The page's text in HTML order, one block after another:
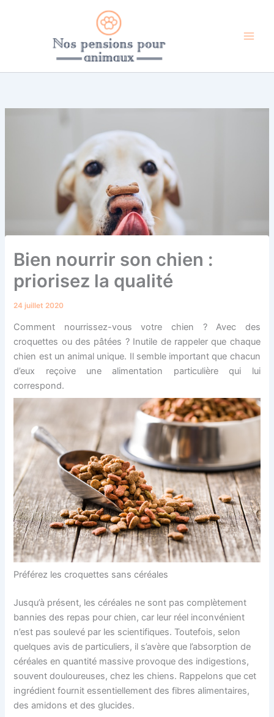
Bien nourrir son chien :
priorisez la qualité
24 juillet 2020
Comment nourrissez-vous votre chien ? Avec des
croquettes ou des pâtées ? Inutile de rappeler que chaque
chien est un animal unique. Il semble important que chacun
d’eux reçoive une alimentation particulière qui lui
correspond.
Préférez les croquettes sans céréales
Jusqu’à présent, les céréales ne sont pas complètement
bannies des repas pour chien, car leur réel inconvénient
n’est pas soulevé par les scientifiques. Toutefois, selon
quelques avis de particuliers, il s’avère que l’absorption de
céréales en quantité massive provoque des indigestions,
souvent douloureuses, chez les chiens. Rappelons que cet
ingrédient fournit essentiellement des fibres alimentaires,
des amidons et des glucides.